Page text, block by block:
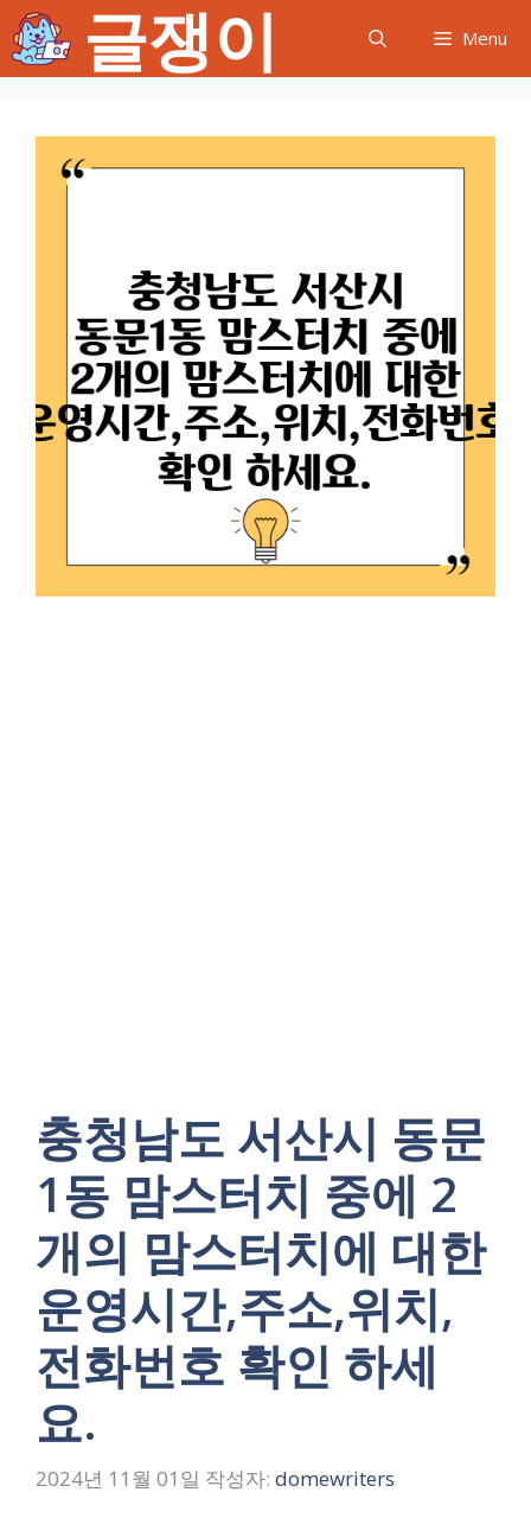
텐
츠
글쟁이 Menu
충청남도 서산시 동문
1동 맘스터치 중에 2
개의 맘스터치에 대한
운영시간,주소,위치,
전화번호 확인 하세
요.
2024년 11월 01일 작성자: domewriters